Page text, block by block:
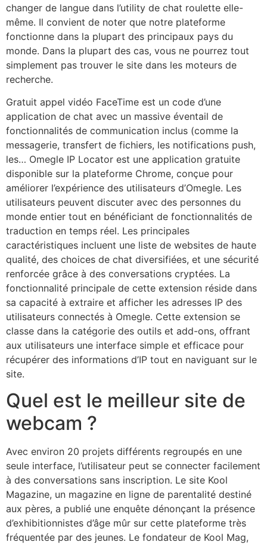
changer de langue dans l’utility de chat roulette elle-
même. Il convient de noter que notre plateforme
fonctionne dans la plupart des principaux pays du
monde. Dans la plupart des cas, vous ne pourrez tout
simplement pas trouver le site dans les moteurs de
recherche.
Gratuit appel vidéo FaceTime est un code d’une
application de chat avec un massive éventail de
fonctionnalités de communication inclus (comme la
messagerie, transfert de fichiers, les notifications push,
les… Omegle IP Locator est une application gratuite
disponible sur la plateforme Chrome, conçue pour
améliorer l’expérience des utilisateurs d’Omegle. Les
utilisateurs peuvent discuter avec des personnes du
monde entier tout en bénéficiant de fonctionnalités de
traduction en temps réel. Les principales
caractéristiques incluent une liste de websites de haute
qualité, des choices de chat diversifiées, et une sécurité
renforcée grâce à des conversations cryptées. La
fonctionnalité principale de cette extension réside dans
sa capacité à extraire et afficher les adresses IP des
utilisateurs connectés à Omegle. Cette extension se
classe dans la catégorie des outils et add-ons, offrant
aux utilisateurs une interface simple et efficace pour
récupérer des informations d’IP tout en naviguant sur le
site.
Quel est le meilleur site de
webcam ?
Avec environ 20 projets différents regroupés en une
seule interface, l’utilisateur peut se connecter facilement
à des conversations sans inscription. Le site Kool
Magazine, un magazine en ligne de parentalité destiné
aux pères, a publié une enquête dénonçant la présence
d’exhibitionnistes d’âge mûr sur cette plateforme très
fréquentée par des jeunes. Le fondateur de Kool Mag,